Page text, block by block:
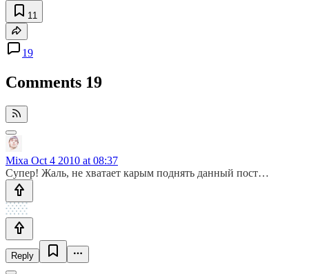
11
19
Comments 19
Mixa Oct 4 2010 at 08:37
Супер! Жаль, не хватает карым поднять данный пост…
Reply